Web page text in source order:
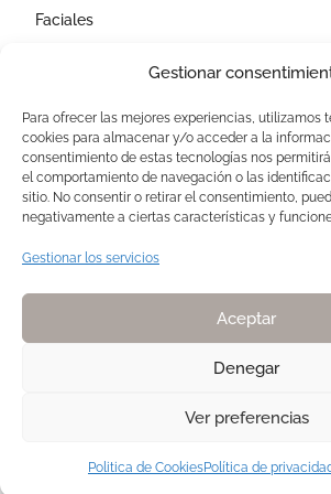
Gestionar
Para ofrecer las mejores experiencias, utilizamos
cookies para almacenar y/o acceder a la
consentimiento de estas tecnologías nos
el comportamiento de navegación o las
sitio. No consentir o retirar el consentimiento,
negativamente a ciertas características y
Gestionar los servicios
Aceptar
Denegar
Ver preferencias
Politica de CookiesPolítica de
Faciales
AVISOS LEGALES
Aviso Legal
Politica de Cookies
Política de privacidad
Copyright 2025. Todos los derechos